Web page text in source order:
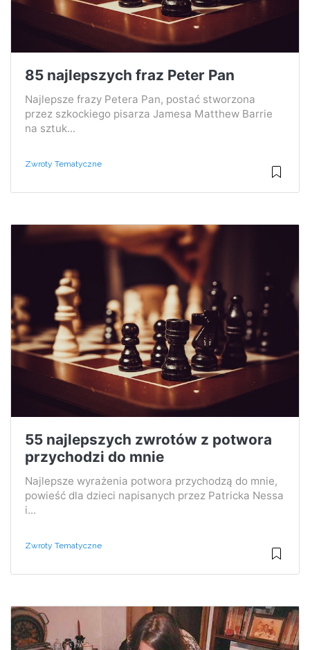
85 najlepszych fraz Peter Pan
Najlepsze frazy Petera Pan, postać stworzona
przez szkockiego pisarza Jamesa Matthew Barrie
na sztuk...
Zwroty Tematyczne
55 najlepszych zwrotów z potwora
przychodzi do mnie
Najlepsze wyrażenia potwora przychodzą do mnie,
powieść dla dzieci napisanych przez Patricka Nessa
i...
Zwroty Tematyczne